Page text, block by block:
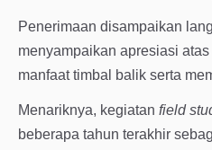
Penerimaan disampaikan
menyampaikan apresiasi
manfaat timbal balik serta
Menariknya, kegiatan field
beberapa tahun terakhir